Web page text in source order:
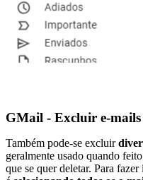
GMail - Excluir e-mails
Também pode-se excluir
geralmente usado quando
que se quer deletar. Para